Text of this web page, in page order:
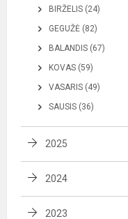
BIRŽELIS (24)
GEGUŽĖ (82)
BALANDIS (67)
KOVAS (59)
VASARIS (49)
SAUSIS (36)
2025
2024
2023